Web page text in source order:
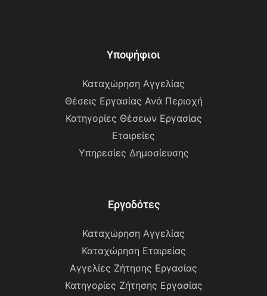
Υποψήφιοι
Καταχώρηση Αγγελίας
Θέσεις Εργασίας Ανά Περιοχή
Κατηγορίες Θέσεων Εργασίας
Εταιρείες
Υπηρεσίες Δημοσίευσης
Εργοδότες
Καταχώρηση Αγγελίας
Καταχώρηση Εταιρείας
Αγγελίες Ζήτησης Εργασίας
Κατηγορίες Ζήτησης Εργασίας